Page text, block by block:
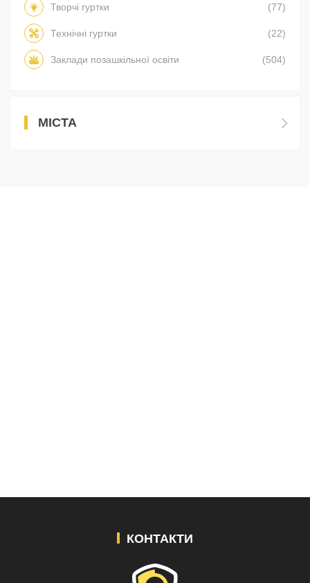
Творчі гуртки (77)
Технічні гуртки (22)
Заклади позашкільної освіти (504)
МІСТА
КОНТАКТИ